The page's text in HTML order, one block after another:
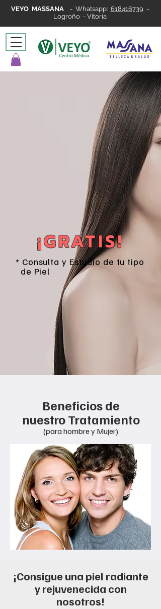
VEYO MASSANA- Whatsapp: 618416739 -
Logroño - Vitoria
¡GRATIS!
* Consulta y Estudio de tu tipo
de Piel
Beneficios de
nuestro Tratamiento
(para hombre y Mujer)
¡Consigue una piel radiante
y rejuvenecida con
nosotros!